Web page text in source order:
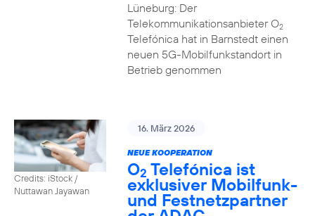
Lüneburg: Der
Telekommunikationsanbieter O2
Telefónica hat in Barnstedt einen
neuen 5G-Mobilfunkstandort in
Betrieb genommen
Credits: iStock /
Nuttawan Jayawan
16. März 2026
NEUE KOOPERATION
O2 Telefónica ist
exklusiver Mobilfunk-
und Festnetzpartner